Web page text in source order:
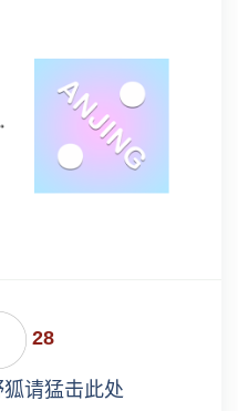
28
狐请猛击此处